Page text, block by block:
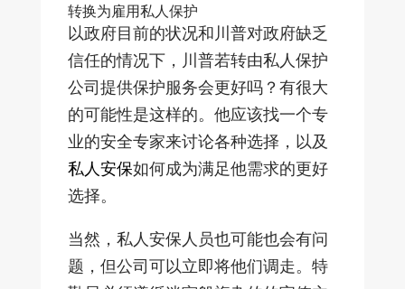
转换为雇用私人保护
以政府目前的状况和川普对政府缺乏
信任的情况下，川普若转由私人保护
公司提供保护服务会更好吗？有很大
的可能性是这样的。他应该找一个专
业的安全专家来讨论各种选择，以及
私人安保如何成为满足他需求的更好
选择。
当然，私人安保人员也可能也会有问
题，但公司可以立即将他们调走。特